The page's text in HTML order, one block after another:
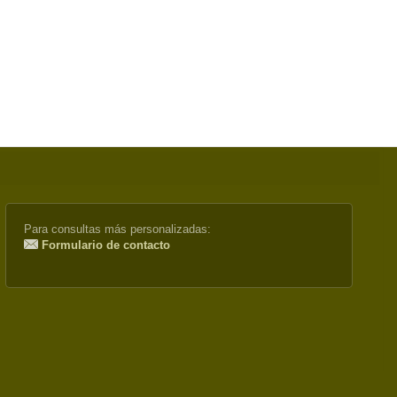
Para consultas más personalizadas:
Formulario de contacto